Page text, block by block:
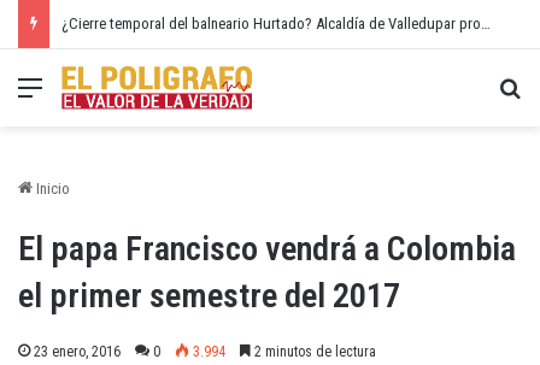
¿Cierre temporal del balneario Hurtado? Alcaldía de Valledupar propone recuperar el río Guatapurí
Menú
Inicio
El papa Francisco vendrá a Colombia
el primer semestre del 2017
23 enero, 2016 0 3.994 2 minutos de lectura